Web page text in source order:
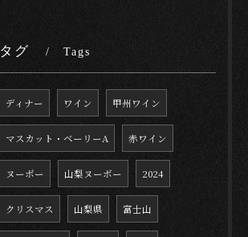
タグ Tags
ディナー ワイン 甲州ワイン
マスカット・ベーリーA 赤ワイン
ヌーボー 山梨ヌーボー 2024
クリスマス 山梨県 富士山